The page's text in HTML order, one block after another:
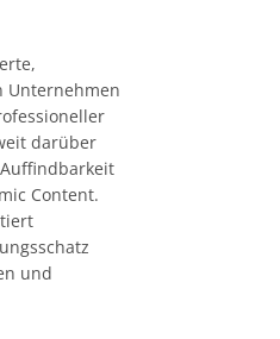
Unternehmen
darüber
Content.
und